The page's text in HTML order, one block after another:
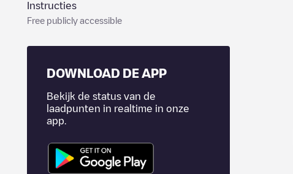
Instructies
Free publicly accessible
DOWNLOAD DE APP
Bekijk de status van de
laadpunten in realtime in onze
app.